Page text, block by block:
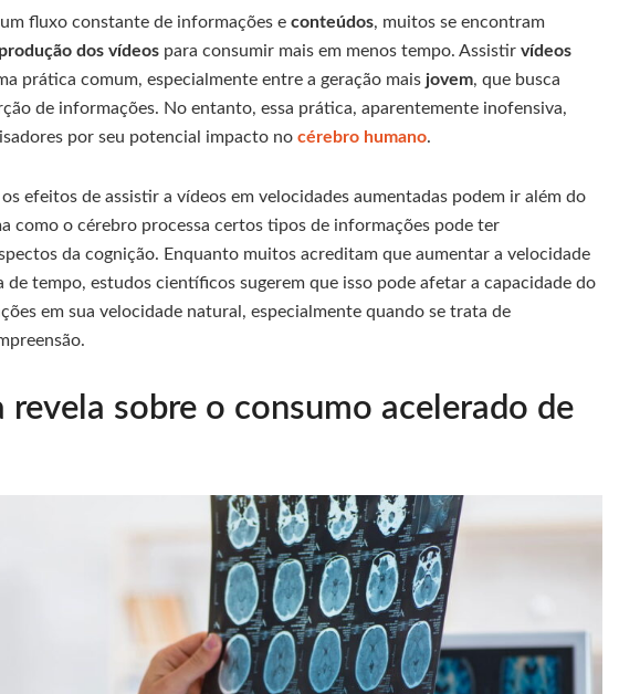
fluxo constante de informações e conteúdos, muitos se encontram
dos vídeos para consumir mais em menos tempo. Assistir vídeos
prática comum, especialmente entre a geração mais jovem, que busca
de informações. No entanto, essa prática, aparentemente inofensiva,
por seu potencial impacto no cérebro humano.
efeitos de assistir a vídeos em velocidades aumentadas podem ir além do
como o cérebro processa certos tipos de informações pode ter
da cognição. Enquanto muitos acreditam que aumentar a velocidade
de tempo, estudos científicos sugerem que isso pode afetar a capacidade do
em sua velocidade natural, especialmente quando se trata de
revela sobre o consumo acelerado de